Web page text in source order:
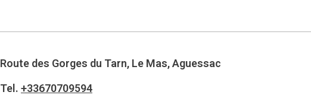
Route des Gorges du Tarn, Le Mas, Aguessac
Tel. +33670709594